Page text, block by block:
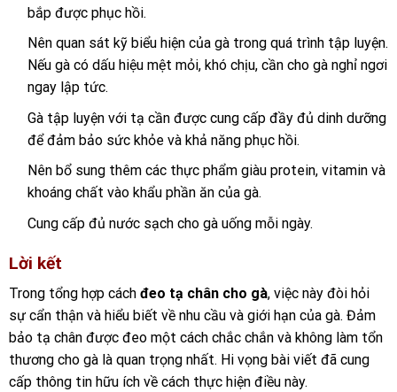
bắp được phục hồi.
Nên quan sát kỹ biểu hiện của gà trong quá trình tập luyện.
Nếu gà có dấu hiệu mệt mỏi, khó chịu, cần cho gà nghỉ ngơi
ngay lập tức.
Gà tập luyện với tạ cần được cung cấp đầy đủ dinh dưỡng
để đảm bảo sức khỏe và khả năng phục hồi.
Nên bổ sung thêm các thực phẩm giàu protein, vitamin và
khoáng chất vào khẩu phần ăn của gà.
Cung cấp đủ nước sạch cho gà uống mỗi ngày.
Lời kết
Trong tổng hợp cách đeo tạ chân cho gà, việc này đòi hỏi
sự cẩn thận và hiểu biết về nhu cầu và giới hạn của gà. Đảm
bảo tạ chân được đeo một cách chắc chắn và không làm tổn
thương cho gà là quan trọng nhất. Hi vọng bài viết đã cung
cấp thông tin hữu ích về cách thực hiện điều này.